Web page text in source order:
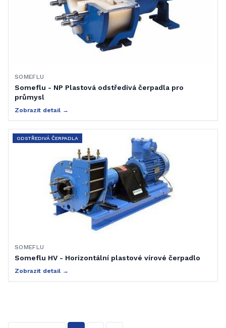
SOMEFLU
Someflu - NP Plastová odstředivá čerpadla pro
průmysl
Zobrazit detail →
ODSTŘEDIVÁ ČERPADLA
SOMEFLU
Someflu HV - Horizontální plastové vírové čerpadlo
Zobrazit detail →